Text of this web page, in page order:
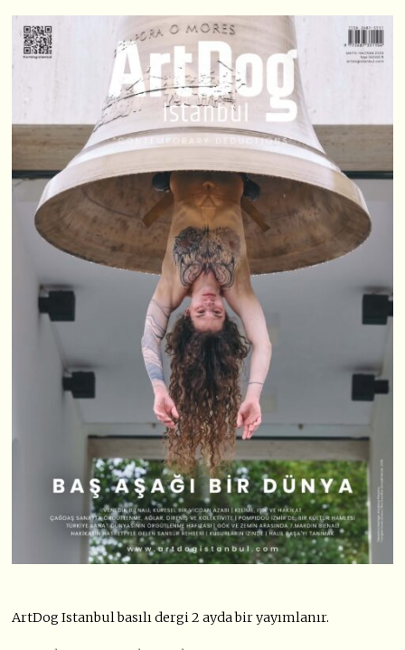
ArtDog Istanbul basılı dergi 2 ayda bir yayımlanır.